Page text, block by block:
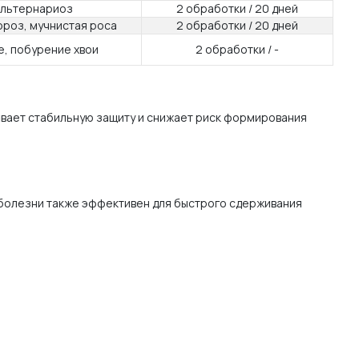
2 обработки / 20 дней
мучнистая роса
2 обработки / 20 дней
побурение хвои 2 обработки / -
стабильную защиту и снижает риск формирования
также эффективен для быстрого сдерживания